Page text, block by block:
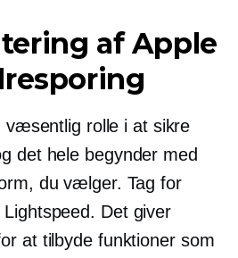
af Apple
væsentlig rolle i at sikre
det hele begynder med
du vælger. Tag for
Det giver
at tilbyde funktioner som